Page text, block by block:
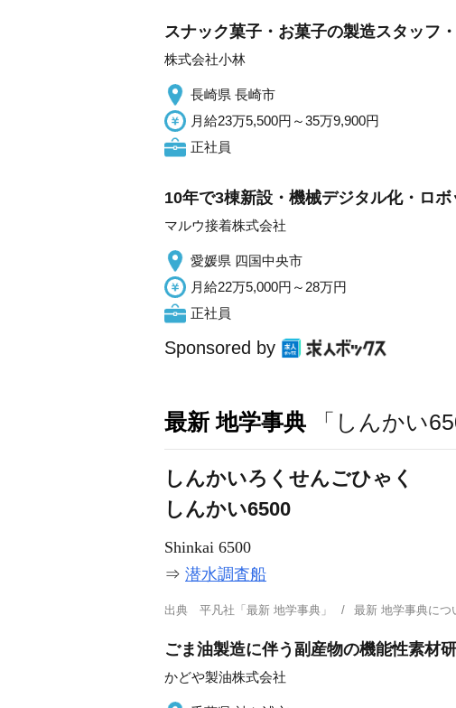
スナック菓子・お菓子の製造スタッフ
株式会社小林
長崎県 長崎市
月給23万5,500円～35万9,900円
正社員
10年で3棟新設・機械デジタル化・ロ
マルウ接着株式会社
愛媛県 四国中央市
月給22万5,000円～28万円
正社員
Sponsored by
最新 地学事典 「しんかい
しんかいろくせんごひゃく
しんかい6500
Shinkai 6500
⇒ 潜水調査船
出典 平凡社「最新 地学事典」 最新 地学事典に
ごま油製造に伴う副産物の機能性素材
かどや製油株式会社